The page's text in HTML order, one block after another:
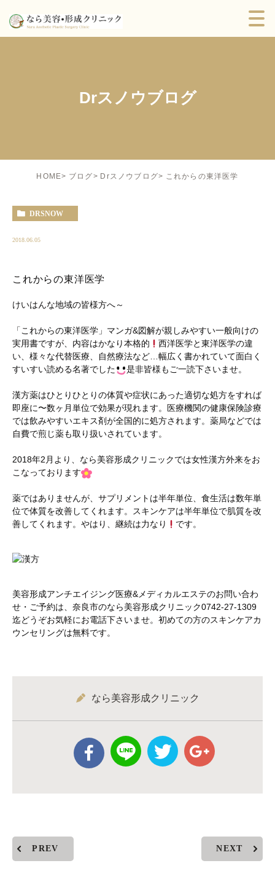
Drスノウブログ
HOME ブログ Drスノウブログ これからの東洋医学
DRSNOW
2018.06.05
これからの東洋医学
けいはんな地域の皆様方へ～
「これからの東洋医学」マンガ&図解が親しみやすい一般向けの
実用書ですが、内容はかなり本格的
西洋医学と東洋医学の違
い、様々な代替医療、自然療法など…幅広く書かれていて面白く
すいすい読める名著でした
是非皆様もご一読下さいませ。
漢方薬はひとりひとりの体質や症状にあった適切な処方をすれば
即座に〜数ヶ月単位で効果が現れます。医療機関の健康保険診療
では飲みやすいエキス剤が全国的に処方されます。薬局などでは
自費で煎じ薬も取り扱いされています。
2018年2月より、なら美容形成クリニックでは女性漢方外来をお
こなっております
薬ではありませんが、サプリメントは半年単位、食生活は数年単
位で体質を改善してくれます。スキンケアは半年単位で肌質を改
善してくれます。やはり、継続は力なり
です。
美容形成アンチエイジング医療&メディカルエステのお問い合わ
せ・ご予約は、奈良市のなら美容形成クリニック0742-27-1309
迄どうぞお気軽にお電話下さいませ。初めての方のスキンケアカ
ウンセリングは無料です。
なら美容形成クリニック
PREV NEXT